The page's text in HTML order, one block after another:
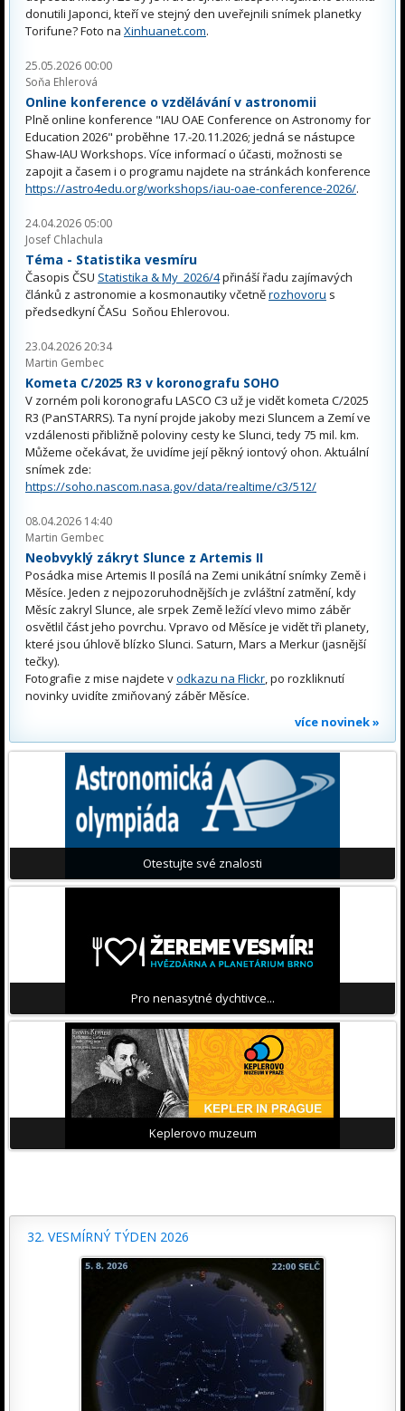
donutili Japonci, kteří ve stejný den uveřejnili snímek planetky
Torifune? Foto na Xinhuanet.com.
25.05.2026 00:00
Soňa Ehlerová
Online konference o vzdělávání v astronomii
Plně online konference "IAU OAE Conference on Astronomy for
Education 2026" proběhne 17.-20.11.2026; jedná se nástupce
Shaw-IAU Workshops. Více informací o účasti, možnosti se
zapojit a časem i o programu najdete na stránkách konference
https://astro4edu.org/workshops/iau-oae-conference-2026/.
24.04.2026 05:00
Josef Chlachula
Téma - Statistika vesmíru
Časopis ČSU Statistika & My 2026/4přináší řadu zajímavých
článků z astronomie a kosmonautiky včetněrozhovoru s
předsedkyní ČASu Soňou Ehlerovou.
23.04.2026 20:34
Martin Gembec
Kometa C/2025 R3 v koronografu SOHO
V zorném poli koronografu LASCO C3 už je vidět kometa C/2025
R3 (PanSTARRS). Ta nyní projde jakoby mezi Sluncem a Zemí ve
vzdálenosti přibližně poloviny cesty ke Slunci, tedy 75 mil. km.
Můžeme očekávat, že uvidíme její pěkný iontový ohon. Aktuální
snímek zde:
https://soho.nascom.nasa.gov/data/realtime/c3/512/
08.04.2026 14:40
Martin Gembec
Neobvyklý zákryt Slunce z Artemis II
Posádka mise Artemis II posílá na Zemi unikátní snímky Země i
Měsíce. Jeden z nejpozoruhodnějších je zvláštní zatmění, kdy
Měsíc zakryl Slunce, ale srpek Země ležící vlevo mimo záběr
osvětlil část jeho povrchu. Vpravo od Měsíce je vidět tři planety,
které jsou úhlově blízko Slunci. Saturn, Mars a Merkur (jasnější
tečky).
Fotografie z mise najdete vodkazu na Flickr, po rozkliknutí
novinky uvidíte zmiňovaný záběr Měsíce.
více novinek »
Otestujte své znalosti
Pro nenasytné dychtivce...
Keplerovo muzeum
32. VESMÍRNÝ TÝDEN 2026